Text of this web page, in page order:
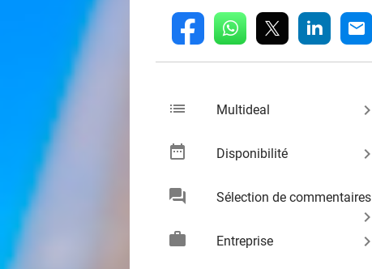
fb whatsapp linkedin mail
list Multideal keyboard_arrow_right
date_range Disponibilité keyboard_arrow_right
chat Sélection de commentaires
keyboard_arrow_right
work
Entreprise keyboard_arrow_right